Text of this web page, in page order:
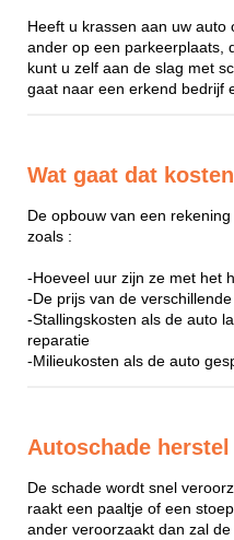
Heeft u krassen aan uw
ander op een parkeerplaats,
kunt u zelf aan de slag met
gaat naar een erkend bedrijf
Wat gaat dat
De opbouw van een
zoals :
-Hoeveel uur zijn ze met het
-De prijs van de
-Stallingskosten als de auto
reparatie
-Milieukosten als de auto
Autoschade
De schade wordt snel
raakt een paaltje of een
ander veroorzaakt dan zal